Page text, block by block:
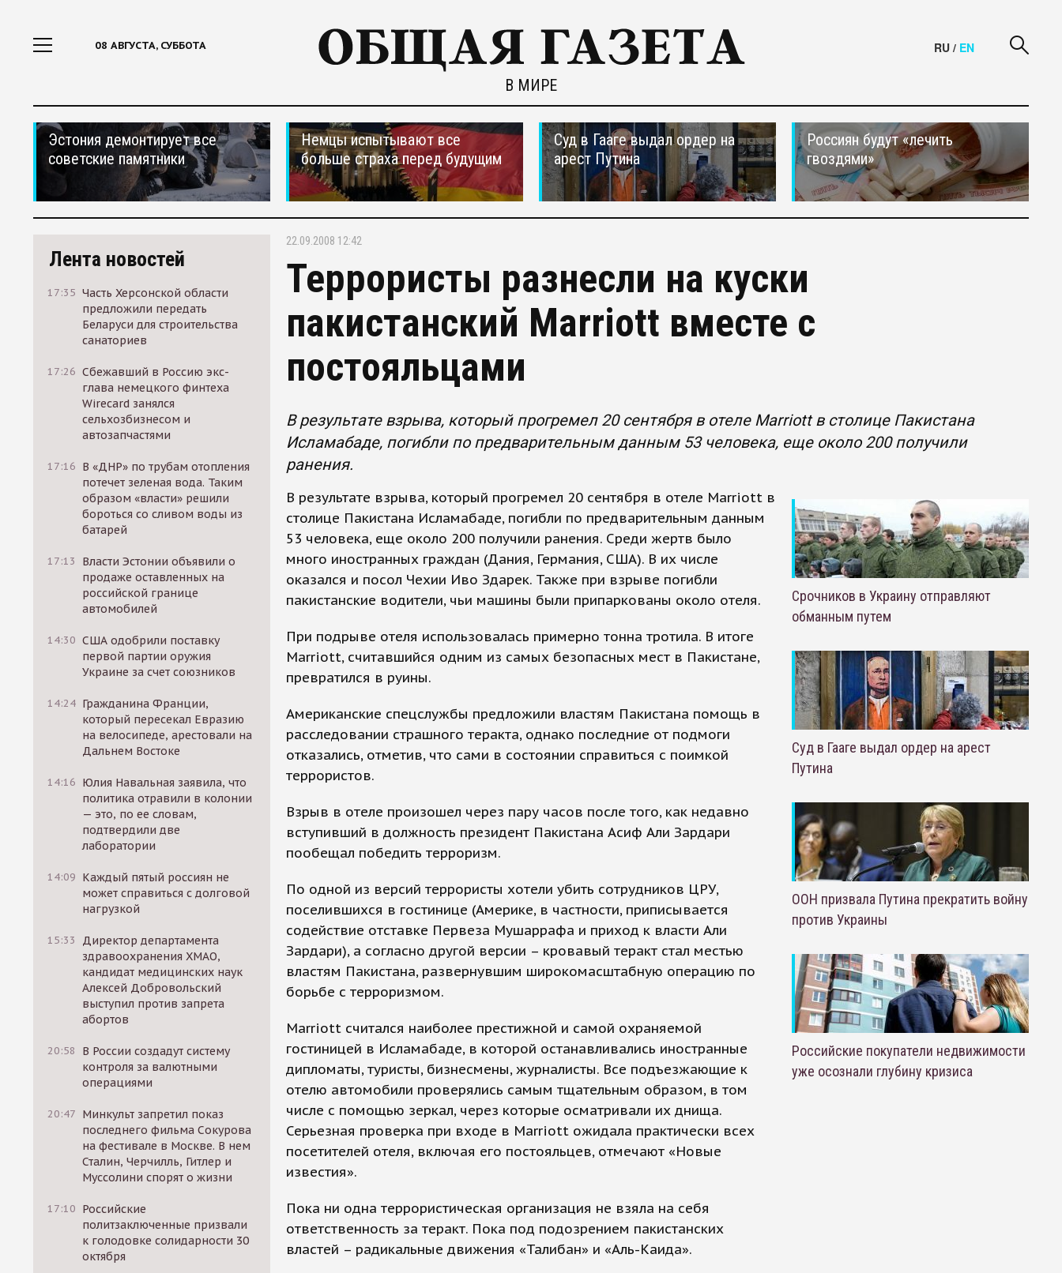
08 АВГУСТА, СУББОТА
В МИРЕ
RU / EN
Эстония демонтирует все
советские памятники
Немцы испытывают все
больше страха перед будущим
Суд в Гааге выдал ордер на
арест Путина
Россиян будут «лечить
гвоздями»
Лента новостей
17:35 Часть Херсонской области
предложили передать
Беларуси для строительства
санаториев
17:26 Сбежавший в Россию экс-
глава немецкого финтеха
Wirecard занялся
сельхозбизнесом и
автозапчастями
17:16 В «ДНР» по трубам отопления
потечет зеленая вода. Таким
образом «власти» решили
бороться со сливом воды из
батарей
17:13
Власти Эстонии объявили о
продаже оставленных на
российской границе
автомобилей
14:30 США одобрили поставку
первой партии оружия
Украине за счет союзников
14:24 Гражданина Франции,
который пересекал Евразию
на велосипеде, арестовали на
Дальнем Востоке
14:16 Юлия Навальная заявила, что
политика отравили в колонии
— это, по ее словам,
подтвердили две
лаборатории
14:09 Каждый пятый россиян не
может справиться с долговой
нагрузкой
15:33
Директор департамента
здравоохранения ХМАО,
кандидат медицинских наук
Алексей Добровольский
выступил против запрета
абортов
20:58
В России создадут систему
контроля за валютными
операциями
20:47 Минкульт запретил показ
последнего фильма Сокурова
на фестивале в Москве. В нем
Сталин, Черчилль, Гитлер и
Муссолини спорят о жизни
17:10 Российские
политзаключенные призвали
к голодовке солидарности 30
октября
22.09.2008 12:42
Террористы разнесли на куски
пакистанский Marriott вместе с
постояльцами
В результате взрыва, который прогремел 20 сентября в отеле Marriott в столице Пакистана
Исламабаде, погибли по предварительным данным 53 человека, еще около 200 получили
ранения.
В результате взрыва, который прогремел 20 сентября в отеле Marriott в
столице Пакистана Исламабаде, погибли по предварительным данным
53 человека, еще около 200 получили ранения. Среди жертв было
много иностранных граждан (Дания, Германия, США). В их числе
оказался и посол Чехии Иво Здарек. Также при взрыве погибли
пакистанские водители, чьи машины были припаркованы около отеля.
При подрыве отеля использовалась примерно тонна тротила. В итоге
Marriott, считавшийся одним из самых безопасных мест в Пакистане,
превратился в руины.
Американские спецслужбы предложили властям Пакистана помощь в
расследовании страшного теракта, однако последние от подмоги
отказались, отметив, что сами в состоянии справиться с поимкой
террористов.
Взрыв в отеле произошел через пару часов после того, как недавно
вступивший в должность президент Пакистана Асиф Али Зардари
пообещал победить терроризм.
По одной из версий террористы хотели убить сотрудников ЦРУ,
поселившихся в гостинице (Америке, в частности, приписывается
содействие отставке Первеза Мушаррафа и приход к власти Али
Зардари), а согласно другой версии – кровавый теракт стал местью
властям Пакистана, развернувшим широкомасштабную операцию по
борьбе с терроризмом.
Marriott считался наиболее престижной и самой охраняемой
гостиницей в Исламабаде, в которой останавливались иностранные
дипломаты, туристы, бизнесмены, журналисты. Все подъезжающие к
отелю автомобили проверялись самым тщательным образом, в том
числе с помощью зеркал, через которые осматривали их днища.
Серьезная проверка при входе в Marriott ожидала практически всех
посетителей отеля, включая его постояльцев, отмечают «Новые
известия».
Пока ни одна террористическая организация не взяла на себя
ответственность за теракт. Пока под подозрением пакистанских
властей – радикальные движения «Талибан» и «Аль-Каида».
Срочников в Украину отправляют
обманным путем
Суд в Гааге выдал ордер на арест
Путина
ООН призвала Путина прекратить войну
против Украины
Российские покупатели недвижимости
уже осознали глубину кризиса